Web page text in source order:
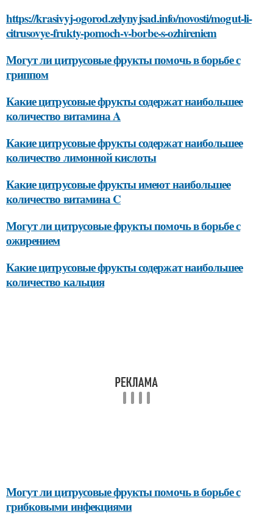
https://krasivyj-ogorod.zelynyjsad.info/novosti/mogut-li-
citrusovye-frukty-pomoch-v-borbe-s-ozhireniem
Могут ли цитрусовые фрукты помочь в борьбе с
гриппом
Какие цитрусовые фрукты содержат наибольшее
количество витамина A
Какие цитрусовые фрукты содержат наибольшее
количество лимонной кислоты
Какие цитрусовые фрукты имеют наибольшее
количество витамина C
Могут ли цитрусовые фрукты помочь в борьбе с
ожирением
Какие цитрусовые фрукты содержат наибольшее
количество кальция
Могут ли цитрусовые фрукты помочь в борьбе с
грибковыми инфекциями